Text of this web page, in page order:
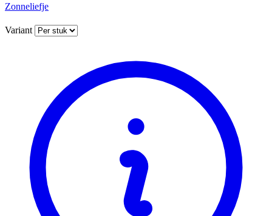
Zonneliefje
Variant